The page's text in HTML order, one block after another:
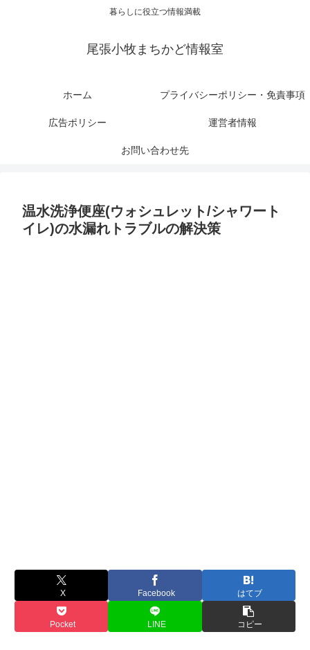
暮らしに役立つ情報満載
尾張小牧まちかど情報室
ホーム プライバシーポリシー・免責事項
広告ポリシー 運営者情報
お問い合わせ先
温水洗浄便座(ウォシュレット/シャワート
イレ)の水漏れトラブルの解決策
X Facebook はてブ
Pocket LINE コピー